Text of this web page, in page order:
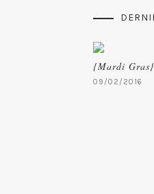
{Mardi
09/02/2016